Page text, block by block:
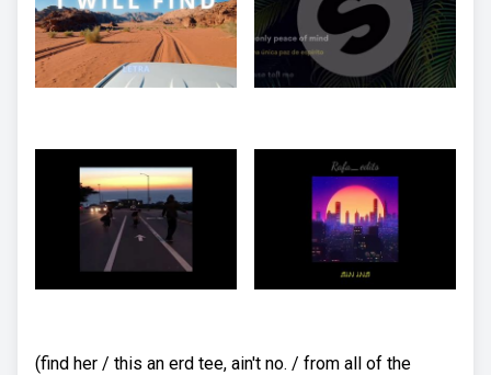
(find her / this an erd tee, ain't no. / from all of the